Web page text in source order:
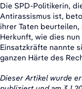
Die SPD-Politikerin,
Antirassismus ist,
ihrer Taten
Herkunft, wie dies
Einsatzkräfte nannte
ganzen Härte des
Dieser Artikel wurde